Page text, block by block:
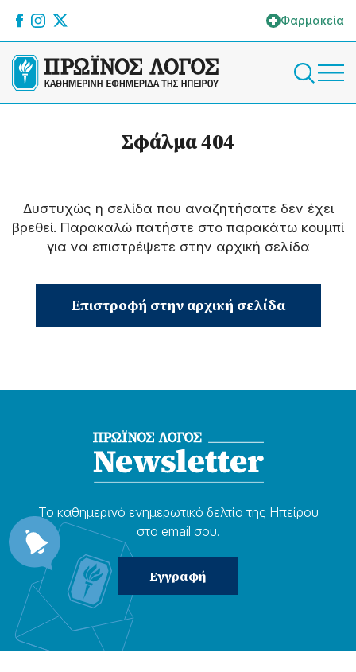
Φαρμακεία
Σφάλμα 404
Δυστυχώς η σελίδα που αναζητήσατε δεν έχει
βρεθεί. Παρακαλώ πατήστε στο παρακάτω κουμπί
για να επιστρέψετε στην αρχική σελίδα
Επιστροφή στην αρχική σελίδα
Το καθημερɩνό ενημερωτɩκό δελτίο της Ηπείρου
στο email σου.